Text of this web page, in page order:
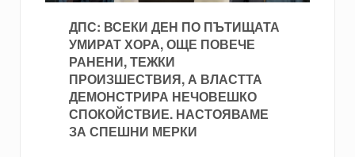
ДПС: ВСЕКИ ДЕН ПО ПЪТИЩАТА
УМИРАТ ХОРА, ОЩЕ ПОВЕЧЕ
РАНЕНИ, ТЕЖКИ
ПРОИЗШЕСТВИЯ, А ВЛАСТТА
ДЕМОНСТРИРА НЕЧОВЕШКО
СПОКОЙСТВИЕ. НАСТОЯВАМЕ
ЗА СПЕШНИ МЕРКИ